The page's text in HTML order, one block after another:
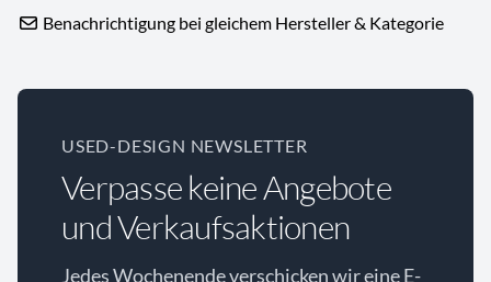
Benachrichtigung bei gleichem Hersteller & Kategorie
USED-DESIGN NEWSLETTER
Verpasse keine Angebote
und Verkaufsaktionen
Jedes Wochenende verschicken wir eine E-